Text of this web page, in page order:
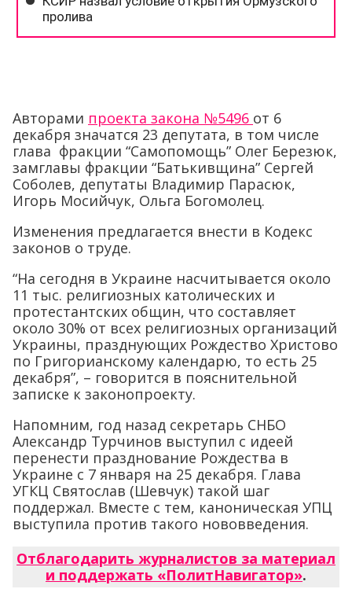
Авторами проекта закона №5496 от 6
декабря значатся 23 депутата, в том числе
глава фракции “Самопомощь” Олег Березюк,
замглавы фракции “Батькивщина” Сергей
Соболев, депутаты Владимир Парасюк,
Игорь Мосийчук, Ольга Богомолец.
Изменения предлагается внести в Кодекс
законов о труде.
“На сегодня в Украине насчитывается около
11 тыс. религиозных католических и
протестантских общин, что составляет
около 30% от всех религиозных организаций
Украины, празднующих Рождество Христово
по Григорианскому календарю, то есть 25
декабря”, – говорится в пояснительной
записке к законопроекту.
Напомним, год назад секретарь СНБО
Александр Турчинов выступил с идеей
перенести празднование Рождества в
Украине с 7 января на 25 декабря. Глава
УГКЦ Святослав (Шевчук) такой шаг
поддержал. Вместе с тем, каноническая УПЦ
выступила против такого нововведения.
Отблагодарить журналистов за материал
и поддержать «ПолитНавигатор».